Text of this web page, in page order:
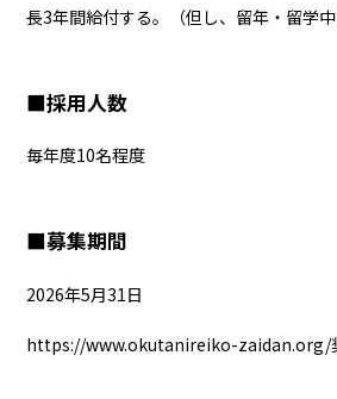
長3年間給付する。（但し、留年・留学中
■採用人数
毎年度10名程度
■募集期間
2026年5⽉31⽇
https://www.okutanireiko-zaidan.org/